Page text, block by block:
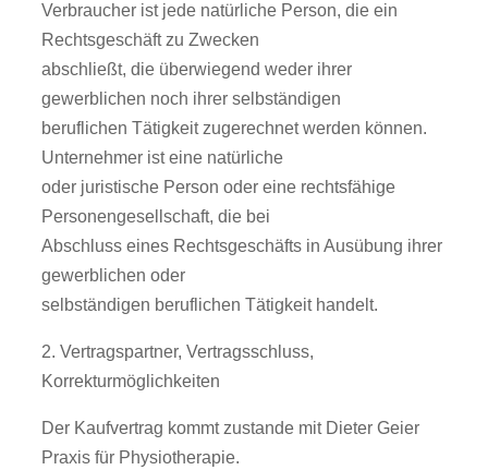
Verbraucher ist jede natürliche Person, die ein
Rechtsgeschäft zu Zwecken
abschließt, die überwiegend weder ihrer
gewerblichen noch ihrer selbständigen
beruflichen Tätigkeit zugerechnet werden können.
Unternehmer ist eine natürliche
oder juristische Person oder eine rechtsfähige
Personengesellschaft, die bei
Abschluss eines Rechtsgeschäfts in Ausübung ihrer
gewerblichen oder
selbständigen beruflichen Tätigkeit handelt.
2. Vertragspartner, Vertragsschluss,
Korrekturmöglichkeiten
Der Kaufvertrag kommt zustande mit Dieter Geier
Praxis für Physiotherapie.